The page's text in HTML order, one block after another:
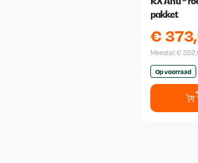
pakket
€
Meestal:€
Op voorraad